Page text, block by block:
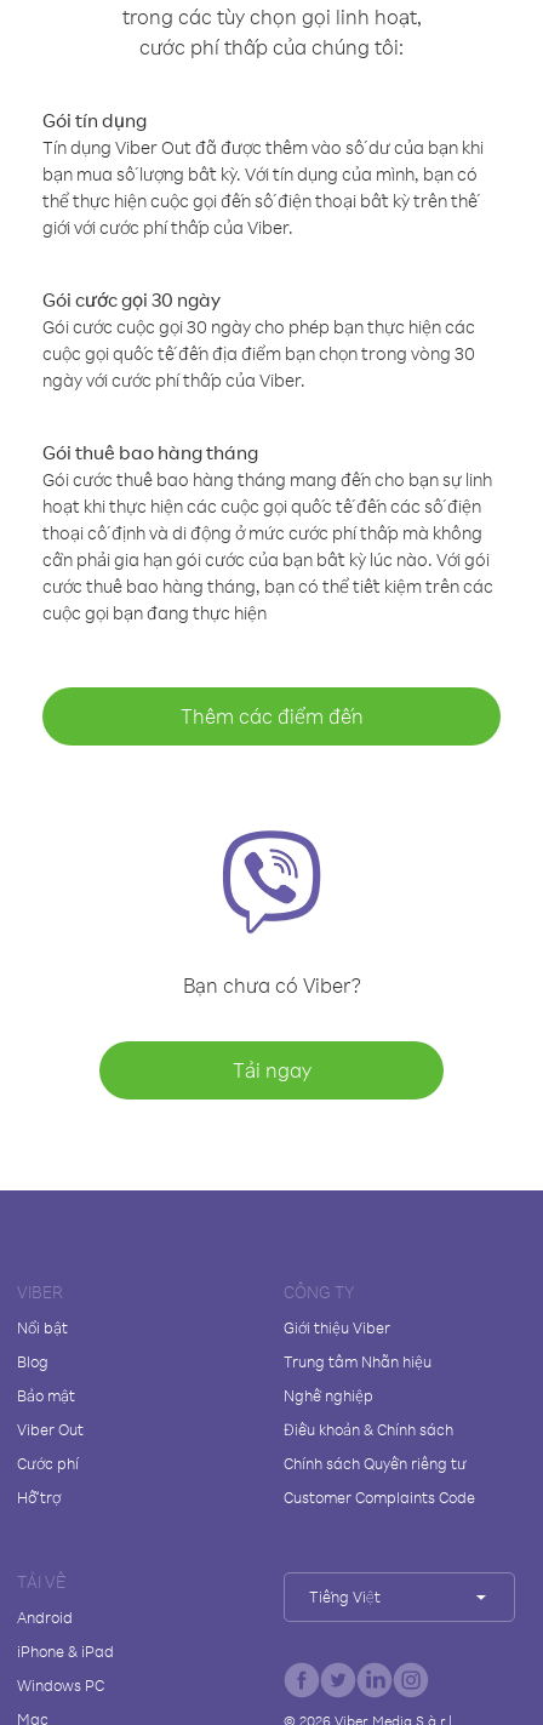
trong các tùy chọn gọi linh hoạt,
cước phí thấp của chúng tôi:
Gói tín dụng
Tín dụng Viber Out đã được thêm vào số dư của bạn khi
bạn mua số lượng bất kỳ. Với tín dụng của mình, bạn có
thể thực hiện cuộc gọi đến số điện thoại bất kỳ trên thế
giới với cước phí thấp của Viber.
Gói cước gọi 30 ngày
Gói cước cuộc gọi 30 ngày cho phép bạn thực hiện các
cuộc gọi quốc tế đến địa điểm bạn chọn trong vòng 30
ngày với cước phí thấp của Viber.
Gói thuê bao hàng tháng
Gói cước thuê bao hàng tháng mang đến cho bạn sự linh
hoạt khi thực hiện các cuộc gọi quốc tế đến các số điện
thoại cố định và di động ở mức cước phí thấp mà không
cần phải gia hạn gói cước của bạn bất kỳ lúc nào. Với gói
cước thuê bao hàng tháng, bạn có thể tiết kiệm trên các
cuộc gọi bạn đang thực hiện
Thêm các điểm đến
Bạn chưa có Viber?
Tải ngay
VIBER
Nổi bật
Blog
Bảo mật
Viber Out
Cước phí
Hỗ trợ
CÔNG TY
Giới thiệu Viber
Trung tâm Nhãn hiệu
Nghề nghiệp
Điều khoản & Chính sách
Chính sách Quyền riêng tư
Customer Complaints Code
TẢI VỀ
Android
iPhone & iPad
Windows PC
Mac
Tiếng Việt
© 2026Viber Media S.à r.l.